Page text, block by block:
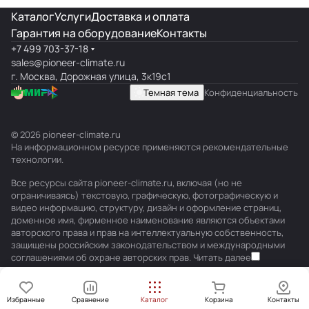
Избранные Сравнение Каталог Корзина Контакты
КаталогУслугиДоставка и оплата
Гарантия на оборудованиеКонтакты
+7 499 703-37-18
sales@pioneer-climate.ru
г. Москва, Дорожная улица, 3к19с1
Темная тема Конфиденциальность
© 2026 pioneer-climate.ru
На информационном ресурсе применяются рекомендательные
технологии.
Все ресурсы сайта pioneer-climate.ru, включая (но не
ограничиваясь) текстовую, графическую, фотографическую и
видео информацию, структуру, дизайн и оформление страниц,
доменное имя, фирменное наименование являются объектами
авторского права и прав на интеллектуальную собственность,
защищены российским законодательством и международными
соглашениями об охране авторских прав. Читать далее